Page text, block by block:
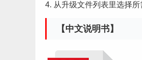
4. 从升级文件列表里选择
【中文说明书】